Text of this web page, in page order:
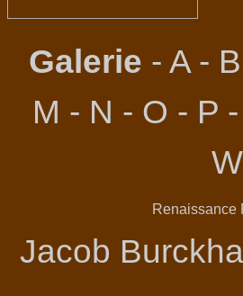
Galerie - A- B
M - N - O - P -
W
Renaissance
Jacob